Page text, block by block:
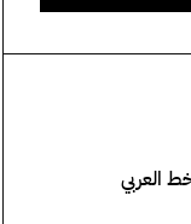
العربي